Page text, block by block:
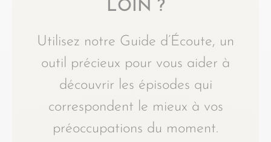
LOIN ?
Utilisez notre Guide d’Écoute, un
outil précieux pour vous aider à
découvrir les épisodes qui
correspondent le mieux à vos
préoccupations du moment.